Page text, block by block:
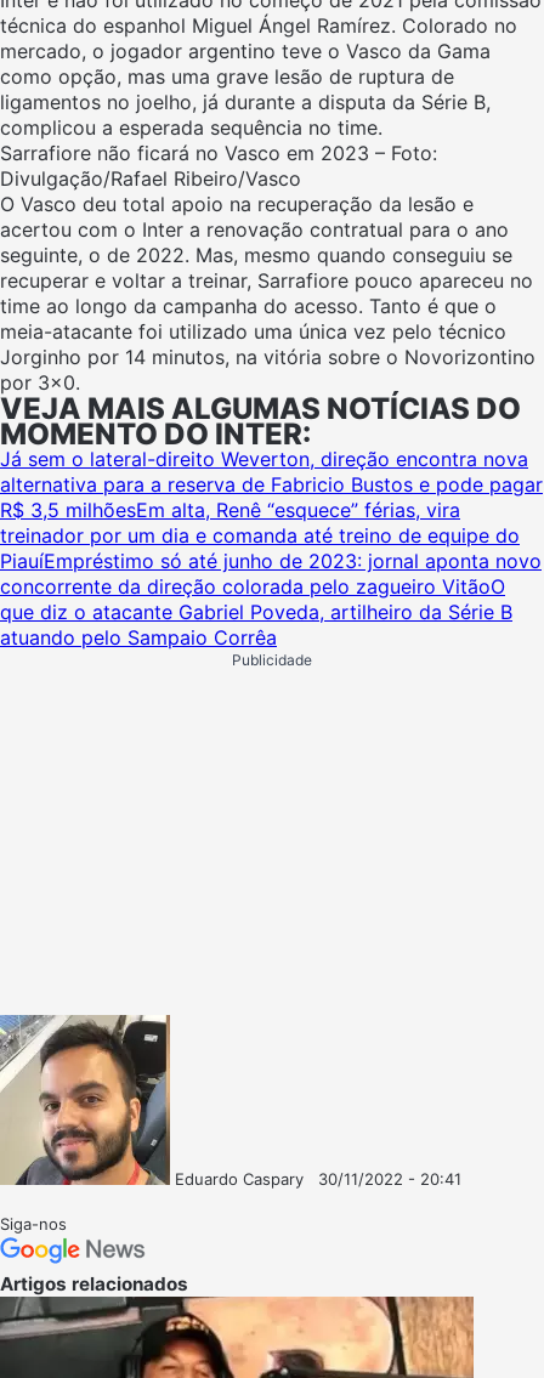
técnica do espanhol Miguel Ángel Ramírez. Colorado no
mercado, o jogador argentino teve o Vasco da Gama
como opção, mas uma grave lesão de ruptura de
ligamentos no joelho, já durante a disputa da Série B,
complicou a esperada sequência no time.
Sarrafiore não ficará no Vasco em 2023 – Foto:
Divulgação/Rafael Ribeiro/Vasco
O Vasco deu total apoio na recuperação da lesão e
acertou com o Inter a renovação contratual para o ano
seguinte, o de 2022. Mas, mesmo quando conseguiu se
recuperar e voltar a treinar, Sarrafiore pouco apareceu no
time ao longo da campanha do acesso. Tanto é que o
meia-atacante foi utilizado uma única vez pelo técnico
Jorginho por 14 minutos, na vitória sobre o Novorizontino
por 3×0.
VEJA MAIS ALGUMAS NOTÍCIAS DO
MOMENTO DO INTER:
Já sem o lateral-direito Weverton, direção encontra nova
alternativa para a reserva de Fabricio Bustos e pode pagar
R$ 3,5 milhõesEm alta, Renê “esquece” férias, vira
treinador por um dia e comanda até treino de equipe do
PiauíEmpréstimo só até junho de 2023: jornal aponta novo
concorrente da direção colorada pelo zagueiro VitãoO
que diz o atacante Gabriel Poveda, artilheiro da Série B
atuando pelo Sampaio Corrêa
Publicidade
Eduardo Caspary
30/11/2022 - 20:41
Siga-nos
Artigos relacionados